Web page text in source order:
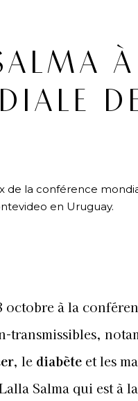
de la conférence
en Uruguay.
octobre à la
transmissibles,
, le diabète et les
Salma qui est à